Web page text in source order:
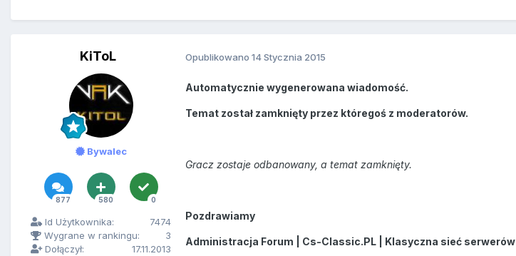
KiToL
Bywalec
877 580 0
Id Użytkownika:
7474
Wygrane w rankingu:
3
Dołączył:
17.11.2013
Opublikowano 14 Stycznia 2015
Automatycznie wygenerowana wiadomość.
Temat został zamknięty przez któregoś z moderatorów.
Gracz zostaje odbanowany, a temat zamknięty.
Pozdrawiamy
Administracja Forum | Cs-Classic.PL | Klasyczna sieć serwerów